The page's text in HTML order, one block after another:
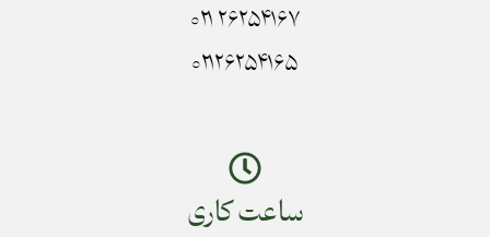
۲۶۲۵۴۱۶۷ ۰۲۱
۰۲۱۲۶۲۵۴۱۶۵
ساعت کاری